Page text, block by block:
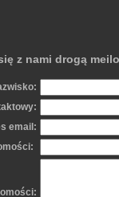
z nami drogą
email: